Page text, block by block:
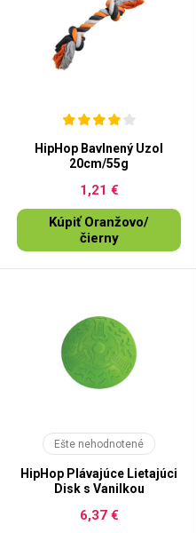
HipHop Bavlnený Uzol
20cm/55g
1,21 €
Kúpiť Oranžovo/
čierny
Ešte nehodnotené
HipHop Plávajúce Lietajúci
Disk s Vanilkou
6,37 €